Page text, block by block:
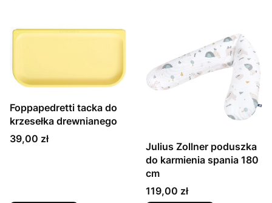
Foppapedretti tacka do
krzesełka drewnianego
Cena
39,00 zł
Julius Zollner poduszka
do karmienia spania 180
cm
Cena
119,00 zł